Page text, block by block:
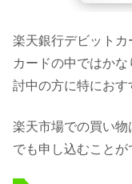
楽天銀行デビットカ
カードの中ではか
討中の方に特におす
楽天市場での買い
でも申し込むことが